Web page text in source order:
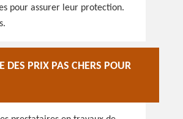
pour assurer leur protection.
DES PRIX PAS CHERS POUR